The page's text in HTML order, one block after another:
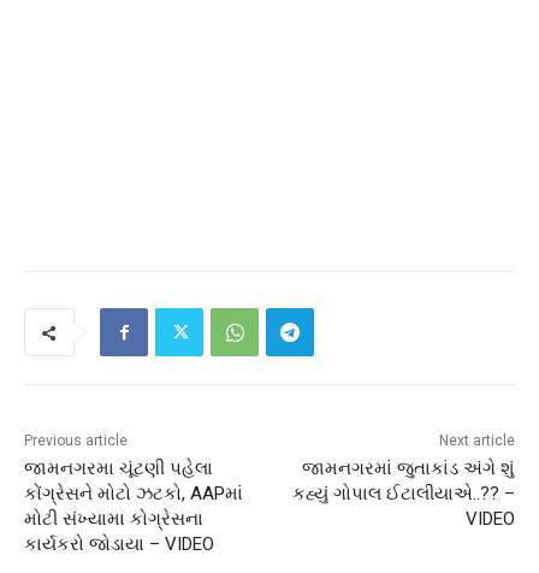
Previous article
જામનગરમા ચૂંટણી પહેલા
કોંગ્રેસને મોટો ઝટકો, AAPમાં
મોટી સંખ્યામા કોગ્રેસના
કાર્યકરો જોડાયા – VIDEO
Next article
જામનગરમાં જુતાકાંડ અંગે શું
કહ્યું ગોપાલ ઈટાલીયાએ..?? –
VIDEO